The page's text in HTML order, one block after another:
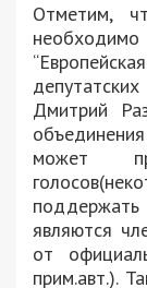
Отметим,
Дмитрий
может
являются
от
прим.авт.).